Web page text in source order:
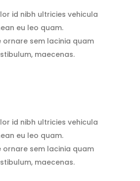
id nibh ultricies vehicula
eu leo quam.
ornare sem lacinia quam
maecenas.
id nibh ultricies vehicula
eu leo quam.
ornare sem lacinia quam
maecenas.